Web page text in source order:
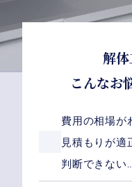
解
こんなお
費用の相場が
見積もりが適
判断できない…